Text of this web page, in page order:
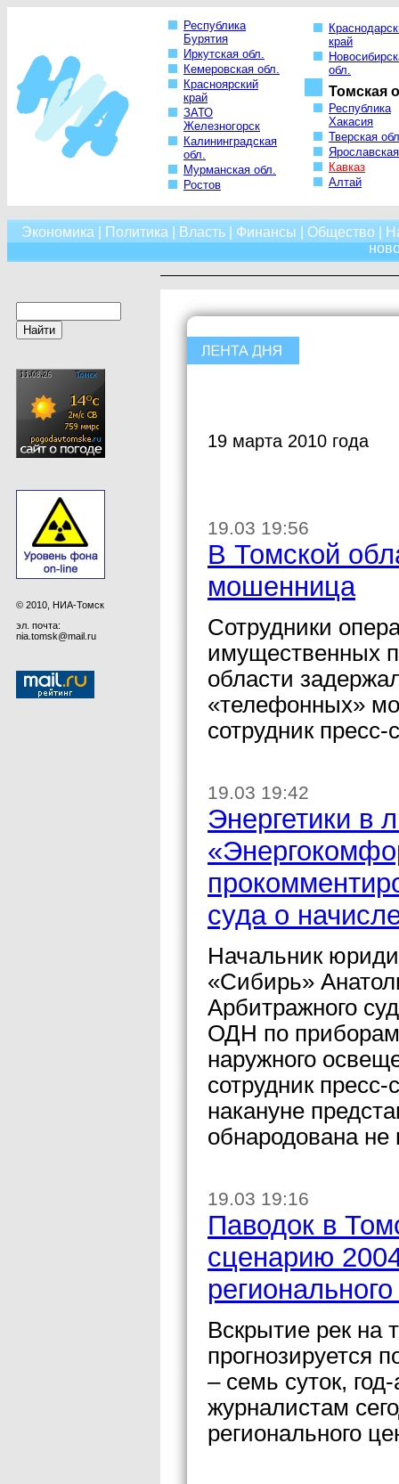
Республика
Бурятия
Иркутская обл.
Кемеровская обл.
Красноярский
край
ЗАТО
Железногорск
Калининградская
обл.
Мурманская обл.
Ростов
край
обл.
Томская
Республика
Хакасия
Тверская
Кавказ
Алтай
Экономика Политика Власть| Финансы Общество
© 2010, НИА-Томск
эл. почта:
nia.tomsk@mail.ru
19 марта 2010 года
19.03 19:56
В Томской
мошенница
Сотрудники
имущественных
области
«телефонных»
сотрудник
19.03 19:42
Энергетики
суда о
Начальник
«Сибирь»
Арбитражного
ОДН по приборам
наружного
сотрудник
накануне
обнародована
19.03 19:16
Паводок в
сценарию
Вскрытие рек на
прогнозируется
– семь суток,
журналистам
регионального